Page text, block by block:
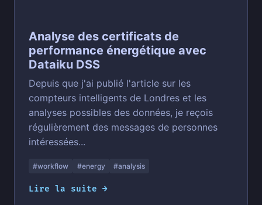
Analyse des certificats de
performance énergétique avec
Dataiku DSS
Depuis que j'ai publié l'article sur les
compteurs intelligents de Londres et les
analyses possibles des données, je reçois
régulièrement des messages de personnes
intéressées...
#workflow #energy #analysis
Lire la suite →